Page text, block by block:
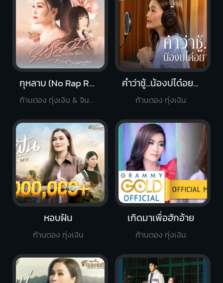
กุหลาบ (No Rap Remix)
ก้านตอง ทุ่งเงิน & จินตหรา พูนลาภ
หอบฝัน
ก้านตอง ทุ่งเงิน
เกิดมาเพื่อฮักอ้าย
ก้านตอง ทุ่งเงิน
คำว่าชู้...น้องบ่ได๋อยากเป็น
ก้านตอง ทุ่งเงิน